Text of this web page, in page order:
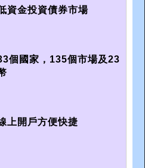
資金投資債券市場
個國家，135個市場及23
上開戶方便快捷